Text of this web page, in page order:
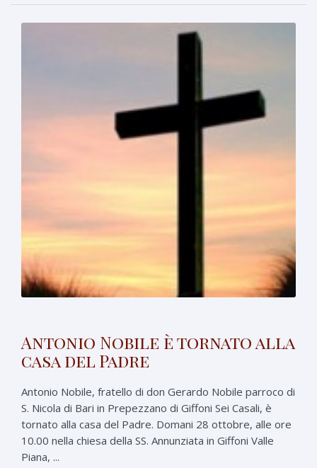
Antonio Nobile è tornato alla
casa del Padre
Antonio Nobile, fratello di don Gerardo Nobile parroco di
S. Nicola di Bari in Prepezzano di Giffoni Sei Casali, è
tornato alla casa del Padre. Domani 28 ottobre, alle ore
10.00 nella chiesa della SS. Annunziata in Giffoni Valle
Piana, ...